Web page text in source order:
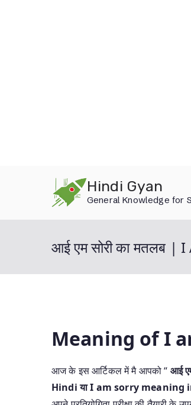
Hindi Gyan
General Knowledge for
आई एम सोरी का मतलब
Meaning of I
आज के इस आर्टिकल में मै आपको “ आई
Hindi या I am sorry meaning